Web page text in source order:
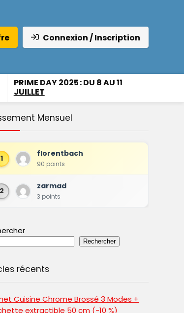
Connexion / Inscription
PRIME DAY 2025 : DU 8 AU 11
JUILLET
Mensuel
1 florentbach
90 points
2 zarmad
3 points
Rechercher
récents
Cuisine Chrome Brossé 3 Modes +
extractible 50 cm (-10 %)